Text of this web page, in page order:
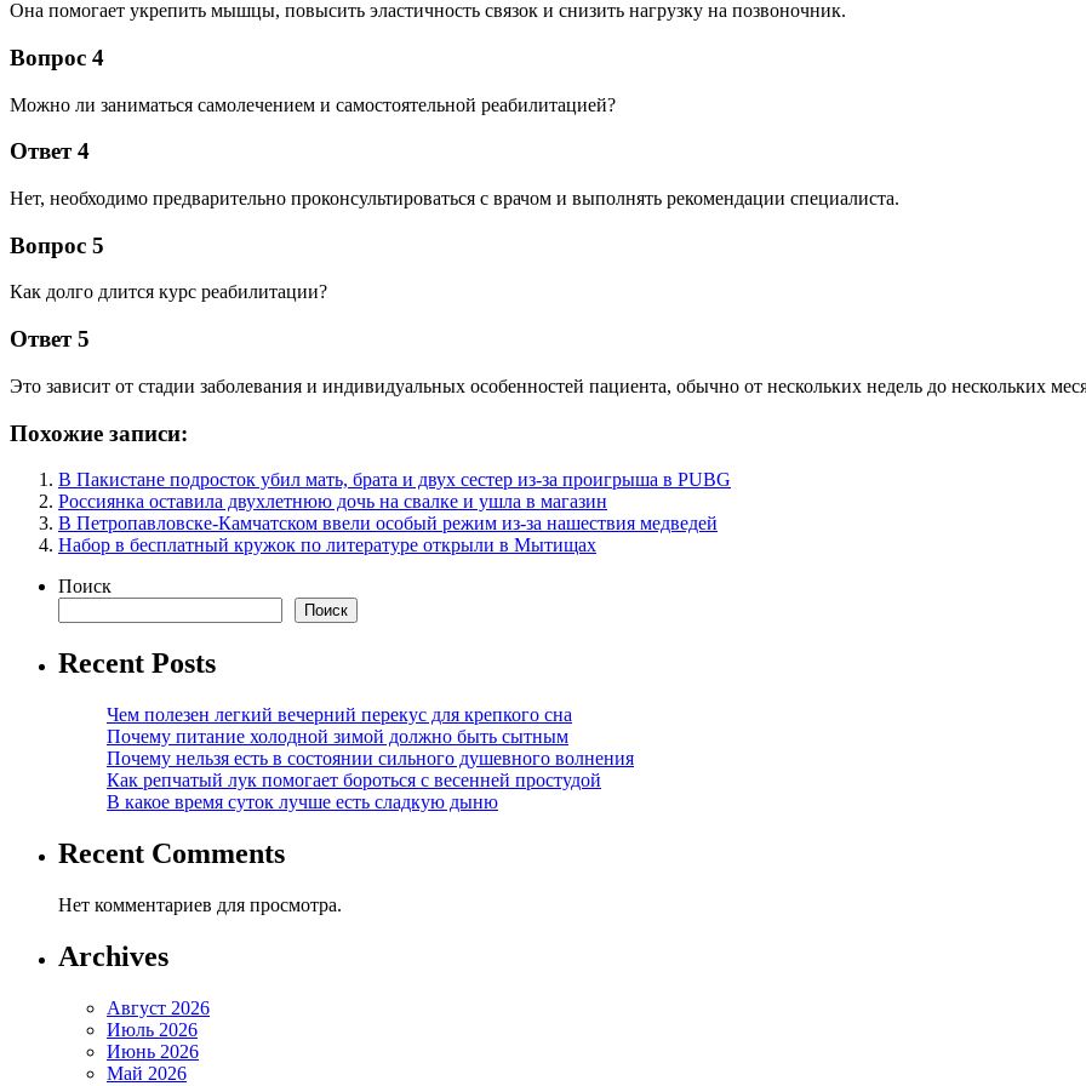
Она помогает укрепить мышцы, повысить эластичность связок и снизить нагрузку на позвоночник.
Вопрос 4
Можно ли заниматься самолечением и самостоятельной реабилитацией?
Ответ 4
Нет, необходимо предварительно проконсультироваться с врачом и выполнять рекомендации специалиста.
Вопрос 5
Как долго длится курс реабилитации?
Ответ 5
Это зависит от стадии заболевания и индивидуальных особенностей пациента, обычно от нескольких недель до нескольких
Похожие записи:
В Пакистане подросток убил мать, брата и двух сестер из-за проигрыша в PUBG
Россиянка оставила двухлетнюю дочь на свалке и ушла в магазин
В Петропавловске-Камчатском ввели особый режим из-за нашествия медведей
Набор в бесплатный кружок по литературе открыли в Мытищах
Поиск
Поиск
Recent Posts
Чем полезен легкий вечерний перекус для крепкого сна
Почему питание холодной зимой должно быть сытным
Почему нельзя есть в состоянии сильного душевного волнения
Как репчатый лук помогает бороться с весенней простудой
В какое время суток лучше есть сладкую дыню
Recent Comments
Нет комментариев для просмотра.
Archives
Август 2026
Июль 2026
Июнь 2026
Май 2026